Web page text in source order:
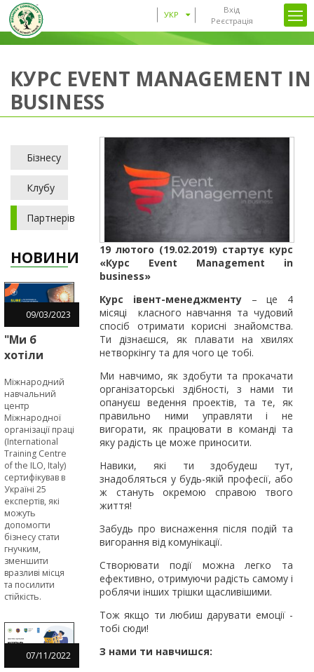
Вхід
Реєстрація
УКР
КУРС EVENT MANAGEMENT IN
BUSINESS
Бізнесу
Клубу
Партнерів
НОВИНИ
09/03/2023
"Ми б
хотіли
SURE-
навчання
раніше", -
підприємці
в межах
EU4Business
Міжнародний
навчальний
центр
Міжнародної
організації праці
(International
Training Centre
of the ILO, Italy)
сертифікував в
Україні 25
експертів, які
можуть
допомогти
бізнесу стати
гнучким,
зменшити
вразливі місця
та посилити
стійкість.
07/11/2022
19 лютого (19.02.2019) стартує курс
«Курс Event Management in
business»
Курс івент-менеджменту– це 4
місяці класного навчання та чудовий
спосіб отримати корисні знайомства.
Ти дізнаєшся, як плавати на хвилях
нетворкінгу та для чого це тобі.
Ми навчимо, як здобути та прокачати
організаторські здібності, з нами ти
опануєш ведення проектів, та те, як
правильно ними управляти і не
вигорати, як працювати в команді та
яку радість це може приносити.
Навики, які ти здобудеш тут,
знадобляться у будь-якій професії, або
ж стануть окремою справою твого
життя!
Забудь про виснаження після подій та
вигорання від комунікації.
Створювати події можна легко та
ефективно, отримуючи радість самому і
роблячи інших трішки щасливішими.
Тож якщо ти любиш дарувати емоції -
тобі сюди!
З нами ти навчишся: